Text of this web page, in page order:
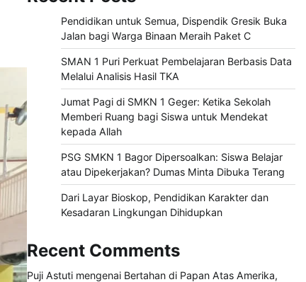
Pendidikan untuk Semua, Dispendik Gresik Buka
Jalan bagi Warga Binaan Meraih Paket C
SMAN 1 Puri Perkuat Pembelajaran Berbasis Data
Melalui Analisis Hasil TKA
Jumat Pagi di SMKN 1 Geger: Ketika Sekolah
Memberi Ruang bagi Siswa untuk Mendekat
kepada Allah
PSG SMKN 1 Bagor Dipersoalkan: Siswa Belajar
atau Dipekerjakan? Dumas Minta Dibuka Terang
Dari Layar Bioskop, Pendidikan Karakter dan
Kesadaran Lingkungan Dihidupkan
Recent Comments
Puji Astutimengenai Bertahan di Papan Atas Amerika,